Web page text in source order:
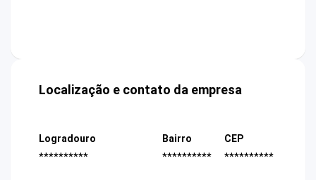
Localização e contato da empresa
Logradouro
**********
Bairro
**********
CEP
**********